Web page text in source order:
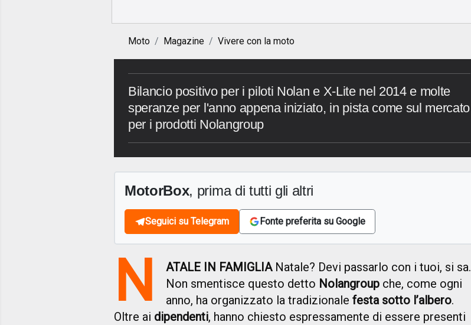
Moto Magazine Vivere con la moto
Bilancio positivo per i piloti Nolan e X-Lite nel 2014 e molte
speranze per l'anno appena iniziato, in pista come sul mercato
per i prodotti Nolangroup
MotorBox, prima di tutti gli altri
Seguici su Telegram Fonte preferita su Google
N ATALE IN FAMIGLIANatale? Devi passarlo con i tuoi, si sa.
Non smentisce questo detto Nolangroup che, come ogni
anno, ha organizzato la tradizionalefesta sotto l’albero.
Oltre ai dipendenti, hanno chiesto espressamente di essere presenti